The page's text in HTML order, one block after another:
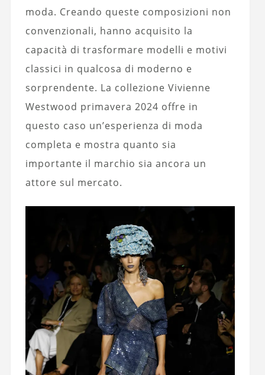
moda. Creando queste composizioni non
convenzionali, hanno acquisito la
capacità di trasformare modelli e motivi
classici in qualcosa di moderno e
sorprendente. La collezione Vivienne
Westwood primavera 2024 offre in
questo caso un’esperienza di moda
completa e mostra quanto sia
importante il marchio sia ancora un
attore sul mercato.